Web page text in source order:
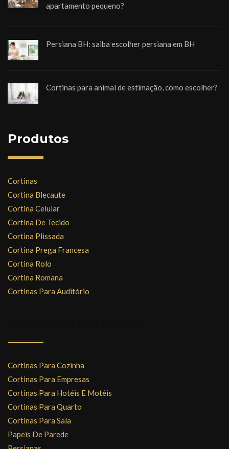
apartamento pequeno?
Persiana BH: saiba escolher persiana em BH
Cortinas para animal de estimação, como escolher?
Produtos
Cortinas
Cortina Blecaute
Cortina Celular
Cortina De Tecido
Cortina Plissada
Cortina Prega Francesa
Cortina Rolo
Cortina Romana
Cortinas Para Auditório
Cortinas Para Cozinha
Cortinas Para Empresas
Cortinas Para Hotéis E Motéis
Cortinas Para Quarto
Cortinas Para Sala
Papeis De Parede